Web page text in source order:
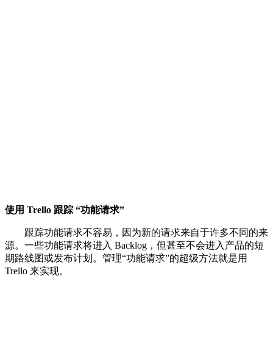
使用 Trello 跟踪 “功能请求”
跟踪功能请求不容易，因为新的请求来自于许多不同的来
源。一些功能请求将进入 Backlog，但甚至不会进入产品的短
期路线图或发布计划。管理“功能请求”的超级方法就是用
Trello 来实现。